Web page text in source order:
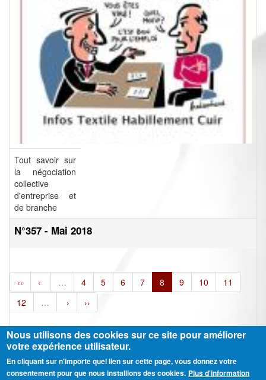
Tout savoir sur
la négociation
collective
d'entreprise et
de branche
N°357 - Mai 2018
‹‹ ‹ … 4 5 6 7 8 9 10
11
12
… › ››
Ⓒ CGT Fédération THCB - Tous les droits réservés - Mentions légales
Nous utilisons des cookies sur ce site pour améliorer
votre expérience utilisateur.
En cliquant sur n'importe quel lien sur cette page, vous donnez votre
consentement pour que nous installions des cookies. Plus d'information